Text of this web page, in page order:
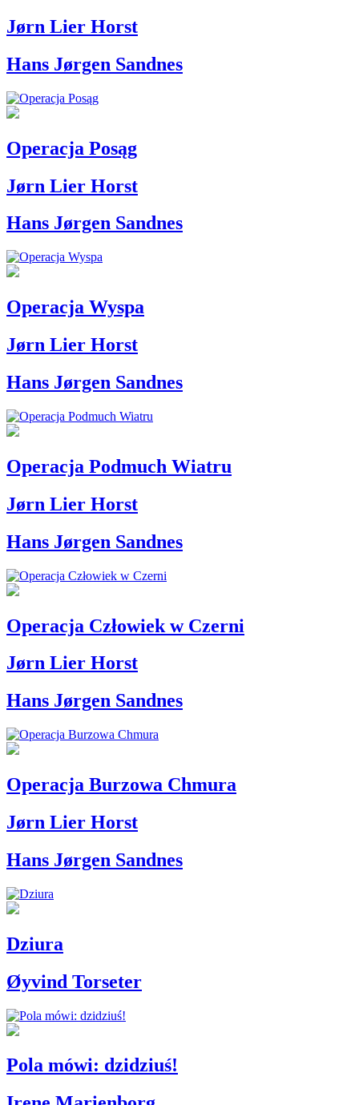
Jørn Lier Horst
Hans Jørgen Sandnes
Operacja Posąg
Jørn Lier Horst
Hans Jørgen Sandnes
Operacja Wyspa
Jørn Lier Horst
Hans Jørgen Sandnes
Operacja Podmuch Wiatru
Jørn Lier Horst
Hans Jørgen Sandnes
Operacja Człowiek w Czerni
Jørn Lier Horst
Hans Jørgen Sandnes
Operacja Burzowa Chmura
Jørn Lier Horst
Hans Jørgen Sandnes
Dziura
Øyvind Torseter
Pola mówi: dzidziuś!